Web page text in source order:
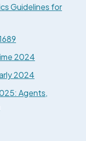
Guidelines for
2024
2024
Agents,